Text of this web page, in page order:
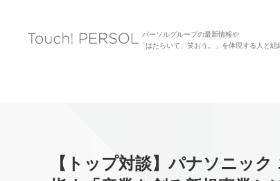
パーソルグループの最新情報や
「はたらいて、笑おう。」を体現する人と組
【トップ対談】パナソニッ